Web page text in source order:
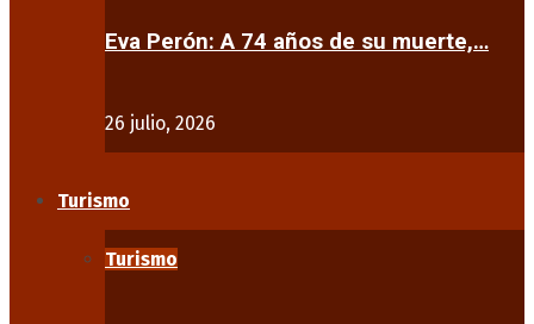
Eva Perón: A 74 años de su muerte,…
26 julio, 2026
Turismo
Turismo